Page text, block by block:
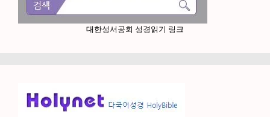
대한성서공회 성경읽기 링크